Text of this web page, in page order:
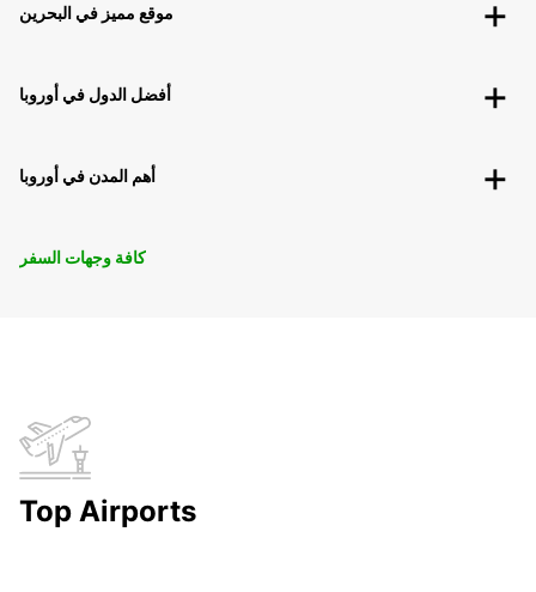
موقع مميز في البحرين
أفضل الدول في أوروبا
أهم المدن في أوروبا
كافة وجهات السفر
Top Airports